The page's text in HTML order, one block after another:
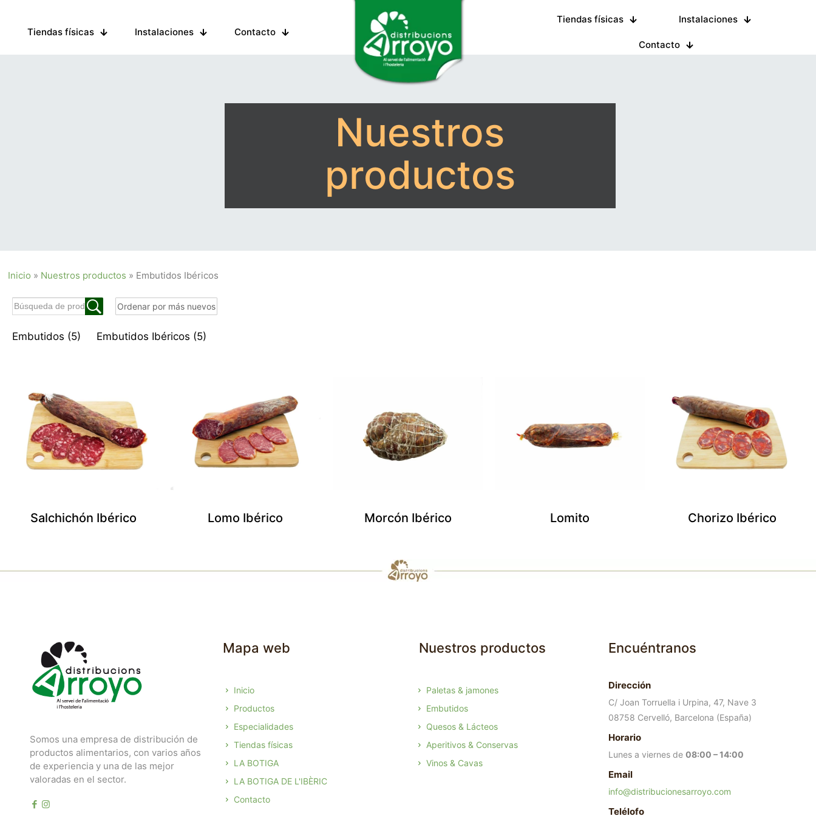
Tiendas físicas Instalaciones Contacto
Tiendas físicas Instalaciones
Contacto
Nuestros
productos
Inicio » Nuestros productos » Embutidos Ibéricos
Embutidos (5) Embutidos Ibéricos (5)
Salchichón Ibérico Lomo Ibérico Morcón Ibérico Lomito Chorizo Ibérico
Somos una empresa de distribución de
productos alimentarios, con varios años
de experiencia y una de las mejor
valoradas en el sector.
Mapa web
Inicio
Productos
Especialidades
Tiendas físicas
LA BOTIGA
LA BOTIGA DE L'IBÈRIC
Contacto
Nuestros productos
Paletas & jamones
Embutidos
Quesos & Lácteos
Aperitivos & Conservas
Vinos & Cavas
Encuéntranos
Dirección
C/ Joan Torruella i Urpina, 47, Nave 3
08758 Cervelló, Barcelona (España)
Horario
Lunes a viernes de 08:00 – 14:00
Email
info@distribucionesarroyo.com
Telélofo